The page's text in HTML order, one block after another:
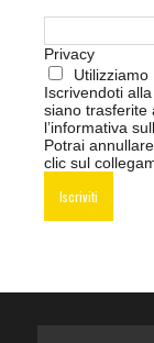
Privacy
Utilizziamo
Iscrivendoti
siano trasferite
l’informativa
Potrai
clic sul